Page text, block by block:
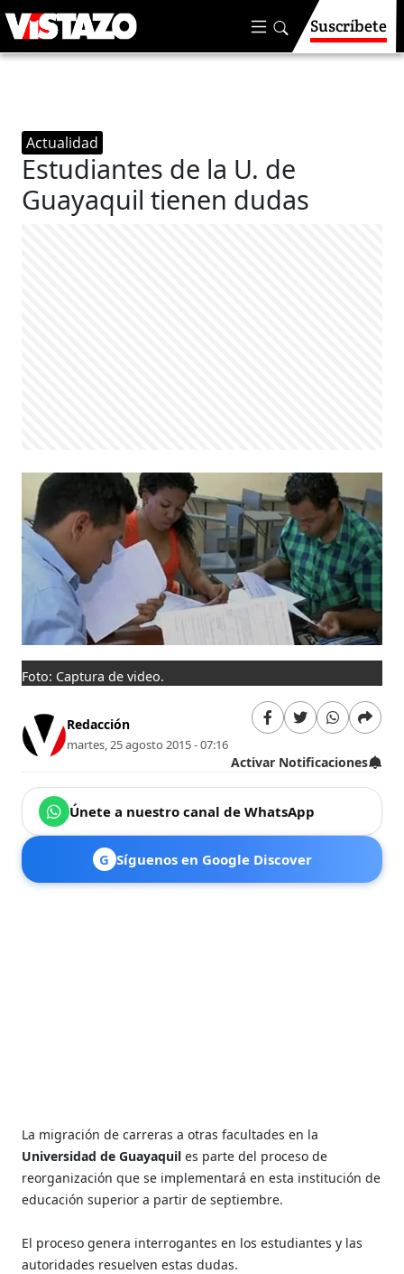
Suscríbete
Actualidad
Estudiantes de la U. de
Guayaquil tienen dudas
Foto: Captura de video.
Redacción
martes, 25 agosto 2015 - 07:16
Activar Notificaciones
Únete a nuestro canal de WhatsApp
G Síguenos en Google Discover
La migración de carreras a otras facultades en la
Universidad de Guayaquil es parte del proceso de
reorganización que se implementará en esta institución de
educación superior a partir de septiembre.
El proceso genera interrogantes en los estudiantes y las
autoridades resuelven estas dudas.